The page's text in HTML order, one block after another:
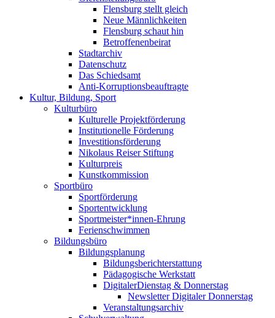
Flensburg stellt gleich
Neue Männlichkeiten
Flensburg schaut hin
Betroffenenbeirat
Stadtarchiv
Datenschutz
Das Schiedsamt
Anti-Korruptionsbeauftragte
Kultur, Bildung, Sport
Kulturbüro
Kulturelle Projektförderung
Institutionelle Förderung
Investitionsförderung
Nikolaus Reiser Stiftung
Kulturpreis
Kunstkommission
Sportbüro
Sportförderung
Sportentwicklung
Sportmeister*innen-Ehrung
Ferienschwimmen
Bildungsbüro
Bildungsplanung
Bildungsberichterstattung
Pädagogische Werkstatt
DigitalerDienstag & Donnerstag
Newsletter Digitaler Donnerstag
Veranstaltungsarchiv